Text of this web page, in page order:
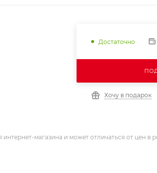
Достаточно
Хочу в подарок
магазина и может отличаться от цен в